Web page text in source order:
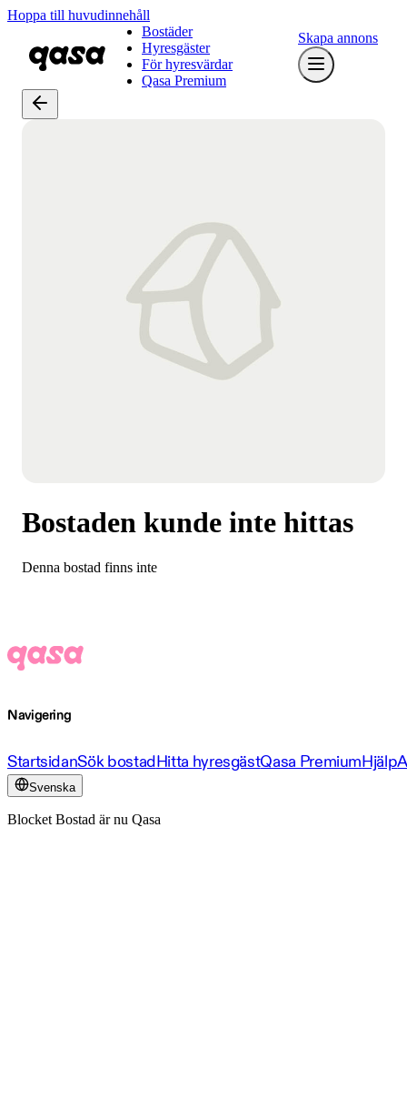
Hoppa till huvudinnehåll
Bostäder
Hyresgäster
För hyresvärdar
Qasa Premium
Skapa annons
Bostaden kunde inte hittas
Denna bostad finns inte
Navigering
StartsidanSök bostadHitta hyresgästQasa PremiumHjälp
Svenska
Blocket Bostad är nu Qasa